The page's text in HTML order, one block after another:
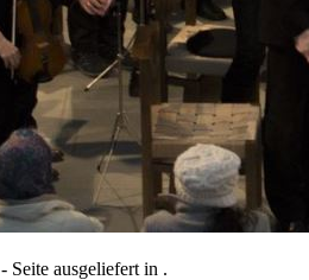
- Seite ausgeliefert in .